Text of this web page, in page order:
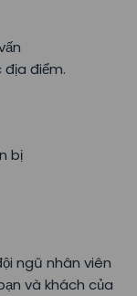
địa điểm.
bị
ngũ nhân viên
và khách của